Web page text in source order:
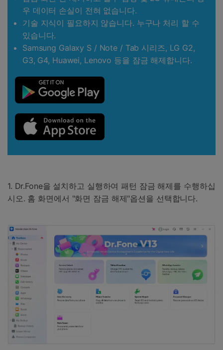
우 데이터 손실이 전혀 없습니다.
기술 지식이 필요하지 않습니다. 누구나 처리 할 수
있습니다.
Samsung Galaxy S / Note / Tab 시리즈, LG G2,
G3, G4, Huawei, Lenovo 등을 잠금 해제합니다.
1. Dr.Fone을 설치하고 실행하여 패턴 잠금 해제를 수행하십
시오. 홈 화면에서 "화면 잠금 해제"옵션을 선택합니다.